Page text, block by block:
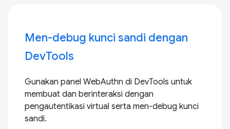
Men-debug kunci sandi dengan
DevTools
Gunakan panel WebAuthn di DevTools untuk
membuat dan berinteraksi dengan
pengautentikasi virtual serta men-debug kunci
sandi.